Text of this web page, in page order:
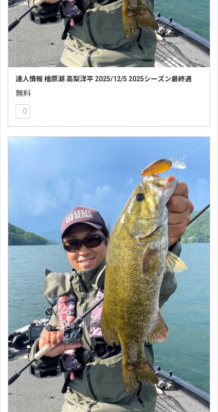
達人情報 檜原湖 高梨洋平 2025/12/5 2025シーズン最終週
無料
0